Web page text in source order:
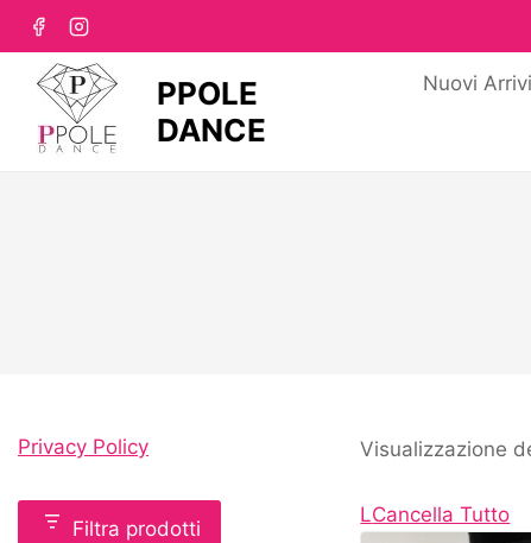
PPOLE
DANCE
Nuovi Arrivi
Visualizzazione
LCancella Tutto
Privacy Policy
Filtra prodotti